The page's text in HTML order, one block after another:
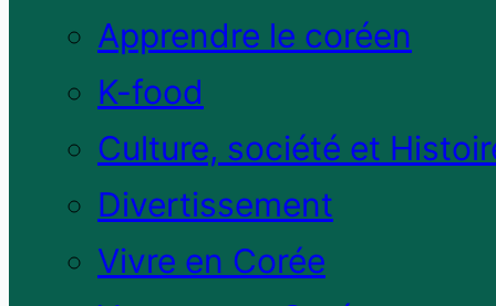
Apprendre le coréen
K-food
Culture, société et
Divertissement
Vivre en Corée